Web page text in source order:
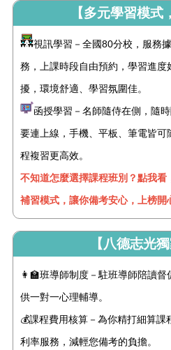
【多元學習模式
視訊學習－全國80分校，服務
務，上課時段自由預約，學習進度
擾，環境舒適、學習氛圍佳。
函授學習－名師隨侍在側，隨
要連上線，手機、平板、筆電皆可
程複習更高效。
不知道怎麼選擇課程班別？點我
補習模式，讓你備考安心，上榜開
【八德志光
👩‍🏫班導師制度－駐班導師陪讀
供一對一心理輔導。
💰課程費用核算－為你精打細算課
利率服務，減輕您備考的負擔。